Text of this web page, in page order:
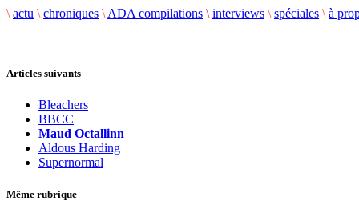
\ actu \ chroniques \ ADA compilations \ interviews \ spéciales \ à
Articles suivants
Bleachers
BBCC
Maud Octallinn
Aldous Harding
Supernormal
Même rubrique